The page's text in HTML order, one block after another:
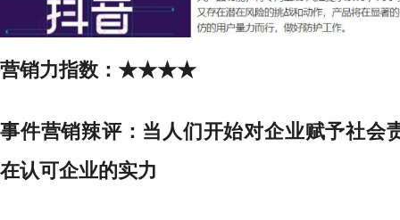
营销力指数： ★★★★
事件营销辣评： 当人们开始对企业赋予社会
在认可企业的实力